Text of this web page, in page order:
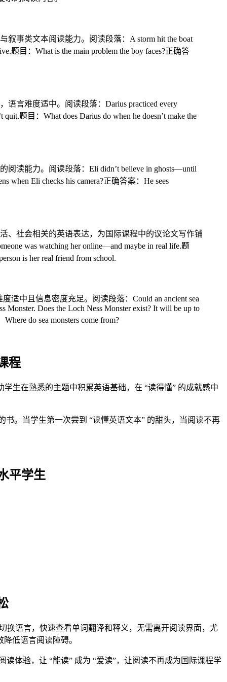
事类文本阅读能力。阅读段落：A storm hit the boat
题目：What is the main problem the boy faces?正确答
言难度适中。阅读段落：Darius practiced every
quit.题目：What does Darius do when he doesn’t make the
读能力。阅读段落：Eli didn’t believe in ghosts—until
when Eli checks his camera?正确答案：He sees
、社会相关的英语表达，为国际课程中的议论文写作铺
was watching her online—and maybe in real life.题
is her real friend from school.
中且信息密度充足。阅读段落：Could an ancient sea
Monster. Does the Loch Ness Monster exist? It will be up to
do sea monsters come from?
程
生在熟悉的主题中积累英语基础，在 “读得懂” 的成就感中
。当学生第一次尝到 “读懂英语文本” 的甜头，当阅读不再
平学生
换语言，快速查看单词翻译和释义，无需离开阅读界面，尤
低语言阅读障碍。
读体验，让 “能读” 成为 “爱读”，让阅读不再成为国际课程学